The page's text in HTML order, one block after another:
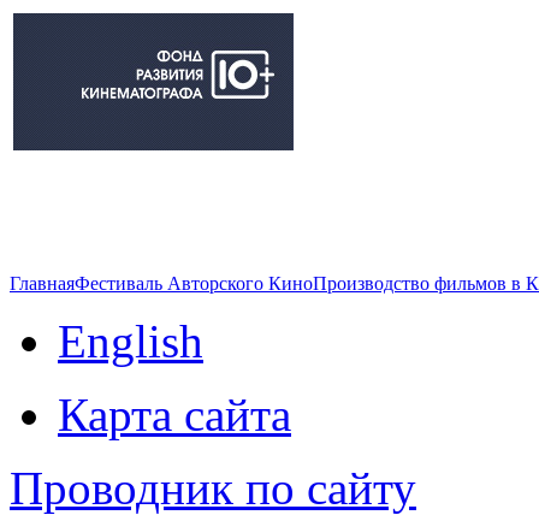
ГлавнаяФестиваль Авторского КиноПроизводство фильмов в
English
Карта сайта
Проводник по сайту